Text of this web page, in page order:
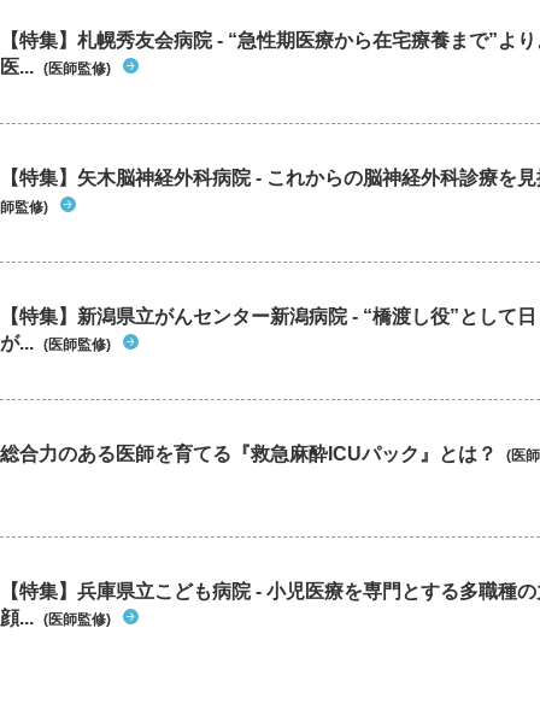
【特集】札幌秀友会病院 - “急性期医療から在宅療養まで”よ
医... (医師監修)
【特集】矢木脳神経外科病院 - これからの脳神経外科診療を
師監修)
【特集】新潟県立がんセンター新潟病院 - “橋渡し役”として
が... (医師監修)
総合力のある医師を育てる『救急麻酔ICUパック』とは？ (医
【特集】兵庫県立こども病院 - 小児医療を専門とする多職種
顔... (医師監修)